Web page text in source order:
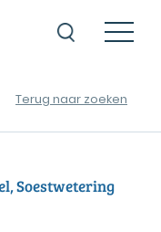
Terug naar zoeken
Soestwetering